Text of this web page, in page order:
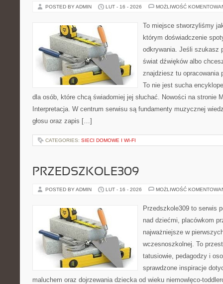
POSTED BY ADMIN LUT - 16 - 2026 MOŻLIWOŚĆ
To miejsce stworzyliśmy
którym doświadczenie
odkrywania. Jeśli szukasz
świat dźwięków albo
znajdziesz tu opracowania
To nie jest sucha
dla osób, które chcą świadomiej jej słuchać. Nowości na stronie
Interpretacja. W centrum serwisu są fundamenty muzycznej
głosu oraz zapis […]
CATEGORIES: SIECI DOMOWE I WI-FI
PRZEDSZKOLE309
POSTED BY ADMIN LUT - 16 - 2026 MOŻLIWOŚĆ
Przedszkole309 to serwis
nad dziećmi, placówkom
najważniejsze w
wczesnoszkolnej. To
tatusiowie, pedagodzy i
sprawdzone inspiracje
maluchem oraz dojrzewania dziecka od wieku niemowlęco-